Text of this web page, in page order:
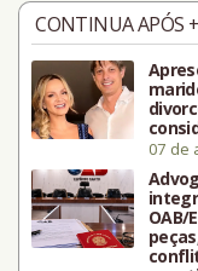
CONTINUA APÓS
07 de
OAB/